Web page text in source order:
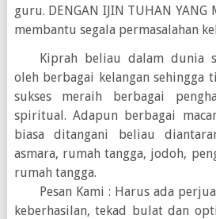
guru. DENGAN IJIN TUHAN YANG
membantu segala permasalahan
Kiprah beliau dalam dunia
oleh berbagai kelangan sehingga
sukses meraih berbagai
spiritual. Adapun berbagai
biasa ditangani beliau
asmara, rumah tangga, jodoh,
rumah tangga.
Pesan Kami : Harus ada
keberhasilan, tekad bulat dan